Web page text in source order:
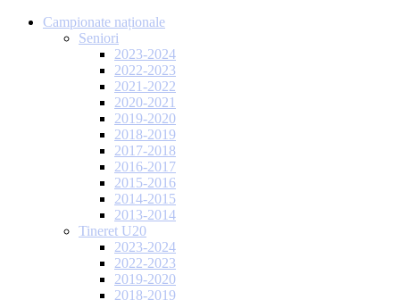
Campionate naționale
Seniori
2023-2024
2022-2023
2021-2022
2020-2021
2019-2020
2018-2019
2017-2018
2016-2017
2015-2016
2014-2015
2013-2014
Tineret U20
2023-2024
2022-2023
2019-2020
2018-2019